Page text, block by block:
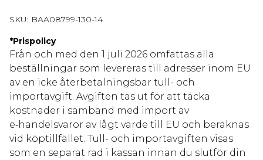
SKU: BAA08799-130-14
*Prispolicy
Från och med den 1 juli 2026 omfattas alla
beställningar som levereras till adresser inom EU
av en icke återbetalningsbar tull- och
importavgift. Avgiften tas ut för att täcka
kostnader i samband med import av
e‑handelsvaror av lågt värde till EU och beräknas
vid köptillfället. Tull- och importavgiften visas
som en separat rad i kassan innan du slutför din